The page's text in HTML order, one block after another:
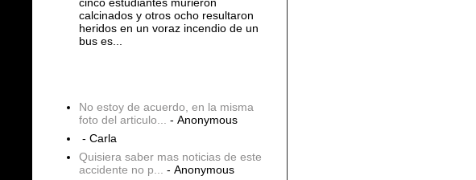
calcinados y otros ocho resultaron
heridos en un voraz incendio de un
bus es...
No estoy de acuerdo, en la misma
foto del articulo...
- Anonymous
- Carla
Quisiera saber mas noticias de este
accidente no p...
- Anonymous